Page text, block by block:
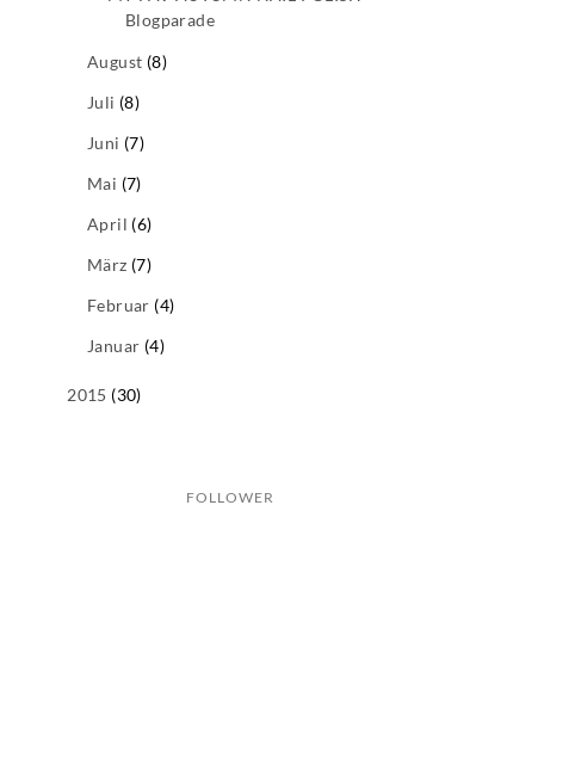
Blogparade
August (8)
Juli (8)
Juni (7)
Mai (7)
April (6)
März (7)
Februar (4)
Januar (4)
2015 (30)
FOLLOWER